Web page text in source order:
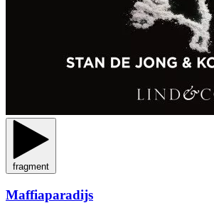
fragment
Maffiaparadijs